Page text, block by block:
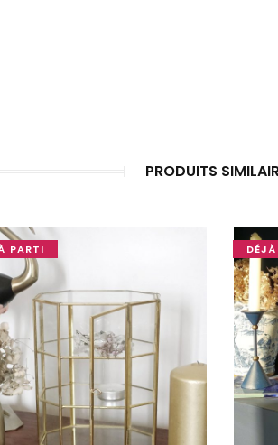
PRODUITS
PARTI